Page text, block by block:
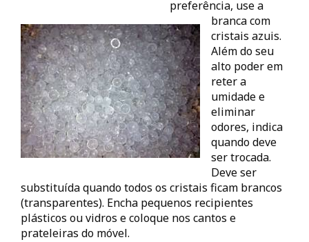
preferência, use a
branca com
cristais azuis.
Além do seu
alto poder em
reter a
umidade e
eliminar
odores, indica
quando deve
ser trocada.
Deve ser
substituída quando todos os cristais ficam brancos
(transparentes). Encha pequenos recipientes
plásticos ou vidros e coloque nos cantos e
prateleiras do móvel.